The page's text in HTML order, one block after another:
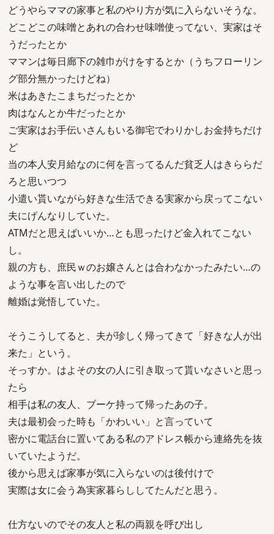
どうやらママの家事と私のやり方が気に入らないそうな。
どこどこの味噌とあれの合わせ味噌使ってない、実家はそ
うだったとか
ママンは毎日廊下の雑巾がけをするとか（うちフローリン
グ部分無かったけどね）
米はあきたこまちだったとか
肉はなんとか牛だったとか
ご実家はお手伝いさんもいる御宅でわりかしお金持ちだけ
ど
当の本人安月給なのに何を言ってるんだ貧乏人はきららだ
ろと思いつつ
小遣い貰いながら好きな生活できる実家から戻ってこない
夫にげんなりしていた。
ATMだと思えばいいか…とも思ったけど金入れてこない
し。
親の方も、庶民ｗのお嬢さんとは合わなかったみたい…の
ような事を言い出したので
離婚は覚悟していた。
そうこうしてると、夫が珍しく帰ってきて「好きな人が出
来た」という。
そっすか。はよその女の人に引き取って貰いなさいと思っ
たら
相手は私の友人、ブーケ持って帰ったあの子。
夫は最初会った時も「かわいい」と言っていて
密かに電話台に置いてある私のアドレス帳から連絡先を抜
いていたようだ。
後から思えば家事が気に入らないのは後付けで
実際は女に会う為実家暮らししてたんだと思う。
仕方ないのでその友人と私の両親を呼び出し